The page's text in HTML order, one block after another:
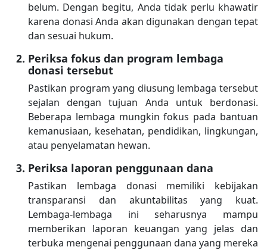
belum. Dengan begitu, Anda tidak perlu khawatir
karena donasi Anda akan digunakan dengan tepat
dan sesuai hukum.
Periksa fokus dan program lembaga
donasi tersebut
Pastikan program yang diusung lembaga tersebut
sejalan dengan tujuan Anda untuk berdonasi.
Beberapa lembaga mungkin fokus pada bantuan
kemanusiaan, kesehatan, pendidikan, lingkungan,
atau penyelamatan hewan.
Periksa laporan penggunaan dana
Pastikan lembaga donasi memiliki kebijakan
transparansi dan akuntabilitas yang kuat.
Lembaga-lembaga ini seharusnya mampu
memberikan laporan keuangan yang jelas dan
terbuka mengenai penggunaan dana yang mereka